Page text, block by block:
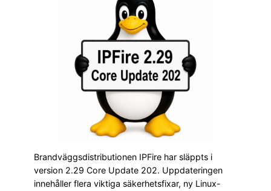
Brandväggsdistributionen IPFire har släppts i
version 2.29 Core Update 202. Uppdateringen
innehåller flera viktiga säkerhetsfixar, ny Linux-